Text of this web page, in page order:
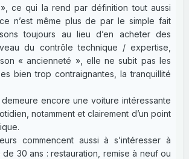
ce qui la rend par définition tout aussi
n’est même plus de par le simple fait
toujours au lieu d’en acheter des
du contrôle technique / expertise,
« ancienneté », elle ne subit pas les
bien trop contraignantes, la tranquillité
demeure encore une voiture intéressante
notamment et clairement d’un point
commencent aussi à s’intéresser à
de 30 ans : restauration, remise à neuf ou